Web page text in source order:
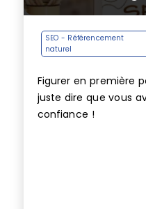
SEO - Référencement
naturel
Figurer en première
juste dire que vous
confiance !